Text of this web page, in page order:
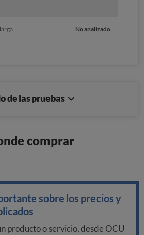
No analizado
de las pruebas
comprar
sobre los precios y
producto o servicio, desde OCU